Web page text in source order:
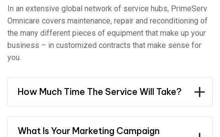
In an extensive global network of service hubs, PrimeServ
Omnicare covers maintenance, repair and reconditioning of
the many different pieces of equipment that make up your
business – in customized contracts that make sense for
you.
How Much Time The Service Will Take?
What Is Your Marketing Campaign